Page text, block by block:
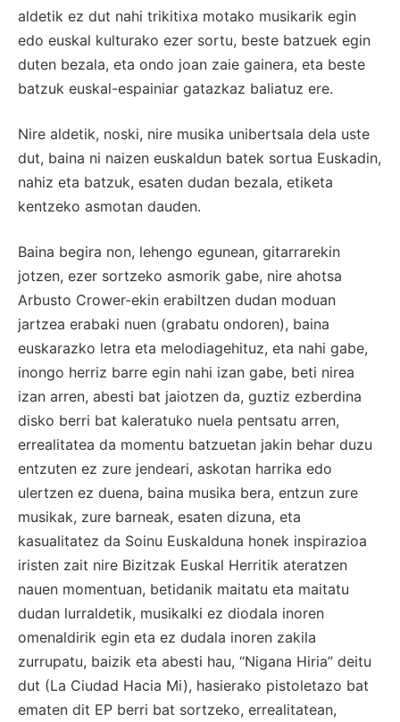
aldetik ez dut nahi trikitixa motako musikarik egin
edo euskal kulturako ezer sortu, beste batzuek egin
duten bezala, eta ondo joan zaie gainera, eta beste
batzuk euskal-espainiar gatazkaz baliatuz ere.
Nire aldetik, noski, nire musika unibertsala dela uste
dut, baina ni naizen euskaldun batek sortua Euskadin,
nahiz eta batzuk, esaten dudan bezala, etiketa
kentzeko asmotan dauden.
Baina begira non, lehengo egunean, gitarrarekin
jotzen, ezer sortzeko asmorik gabe, nire ahotsa
Arbusto Crower-ekin erabiltzen dudan moduan
jartzea erabaki nuen (grabatu ondoren), baina
euskarazko letra eta melodiagehituz, eta nahi gabe,
inongo herriz barre egin nahi izan gabe, beti nirea
izan arren, abesti bat jaiotzen da, guztiz ezberdina
disko berri bat kaleratuko nuela pentsatu arren,
errealitatea da momentu batzuetan jakin behar duzu
entzuten ez zure jendeari, askotan harrika edo
ulertzen ez duena, baina musika bera, entzun zure
musikak, zure barneak, esaten dizuna, eta
kasualitatez da Soinu Euskalduna honek inspirazioa
iristen zait nire Bizitzak Euskal Herritik ateratzen
nauen momentuan, betidanik maitatu eta maitatu
dudan lurraldetik, musikalki ez diodala inoren
omenaldirik egin eta ez dudala inoren zakila
zurrupatu, baizik eta abesti hau, “Nigana Hiria” deitu
dut (La Ciudad Hacia Mi), hasierako pistoletazo bat
ematen dit EP berri bat sortzeko, errealitatean,